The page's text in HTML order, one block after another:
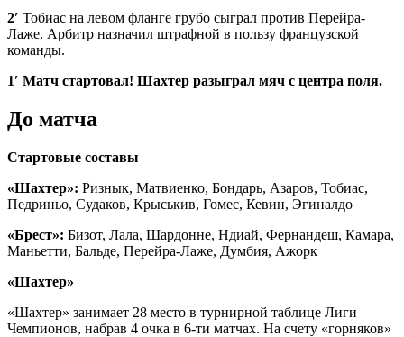
2′ Тобиас на левом фланге грубо сыграл против Перейра-
Лаже. Арбитр назначил штрафной в пользу французской
команды.
1′ Матч стартовал! Шахтер разыграл мяч с центра поля.
До матча
Стартовые составы
«Шахтер»: Ризнык, Матвиенко, Бондарь, Азаров, Тобиас,
Педриньо, Судаков, Крыськив, Гомес, Кевин, Эгиналдо
«Брест»: Бизот, Лала, Шардонне, Ндиай, Фернандеш, Камара,
Маньетти, Бальде, Перейра-Лаже, Думбия, Ажорк
«Шахтер»
«Шахтер» занимает 28 место в турнирной таблице Лиги
Чемпионов, набрав 4 очка в 6-ти матчах. На счету «горняков»